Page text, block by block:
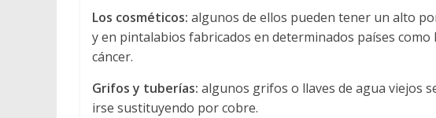
Los cosméticos: algunos de ellos pueden tener un alto
y en pintalabios fabricados en determinados países
cáncer.
Grifos y tuberías: algunos grifos o llaves de agua viejos
irse sustituyendo por cobre.